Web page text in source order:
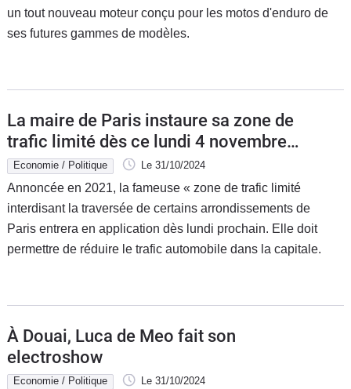
un tout nouveau moteur conçu pour les motos d'enduro de
ses futures gammes de modèles.
La maire de Paris instaure sa zone de
trafic limité dès ce lundi 4 novembre
2024 !
Economie / Politique Le 31/10/2024
Annoncée en 2021, la fameuse « zone de trafic limité
interdisant la traversée de certains arrondissements de
Paris entrera en application dès lundi prochain. Elle doit
permettre de réduire le trafic automobile dans la capitale.
À Douai, Luca de Meo fait son
electroshow
Economie / Politique Le 31/10/2024